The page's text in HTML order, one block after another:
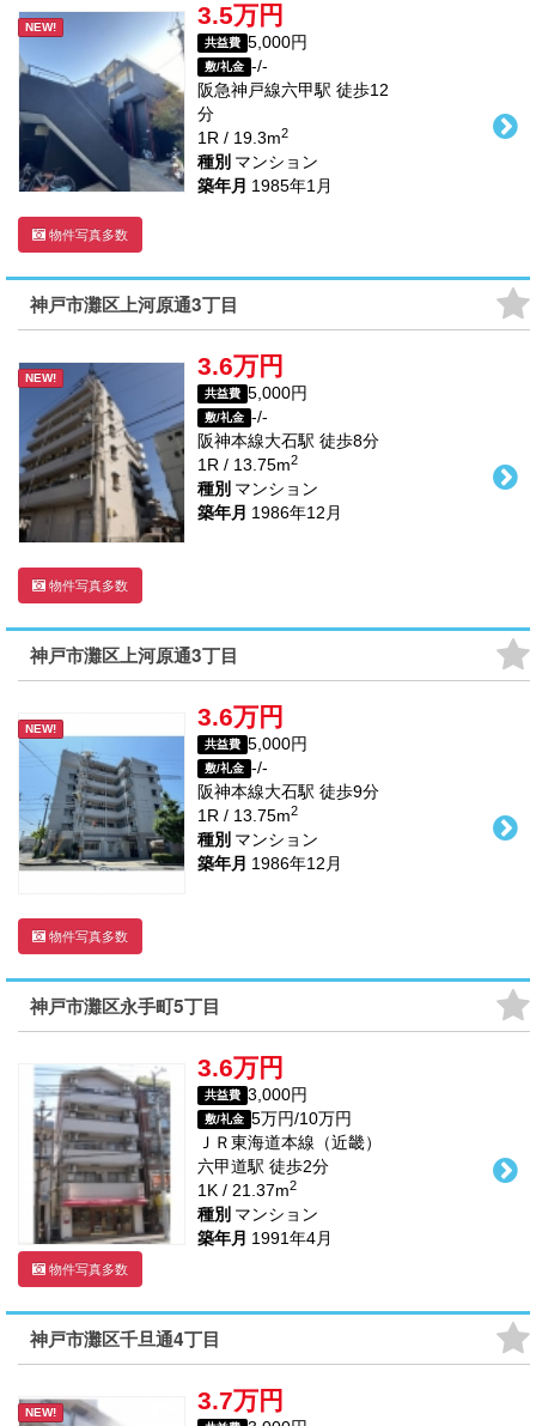
NEW!
物件写真多数
3.5万円
共益費 5,000円
敷/礼金 -/-
阪急神戸線六甲駅 徒歩12
分
1R / 19.3m2
種別 マンション
築年月 1985年1月
神戸市灘区上河原通3丁目
NEW!
物件写真多数
3.6万円
共益費 5,000円
敷/礼金 -/-
阪神本線大石駅 徒歩8分
1R / 13.75m2
種別 マンション
築年月 1986年12月
神戸市灘区上河原通3丁目
NEW!
物件写真多数
3.6万円
共益費 5,000円
敷/礼金 -/-
阪神本線大石駅 徒歩9分
1R / 13.75m2
種別 マンション
築年月 1986年12月
神戸市灘区永手町5丁目
物件写真多数
3.6万円
共益費 3,000円
敷/礼金 5万円/10万円
ＪＲ東海道本線（近畿）
六甲道駅 徒歩2分
1K / 21.37m2
種別 マンション
築年月 1991年4月
神戸市灘区千旦通4丁目
NEW! 3.7万円